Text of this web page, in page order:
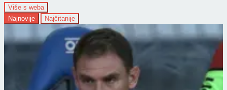
Više s weba
Najnovije
Najčitanije